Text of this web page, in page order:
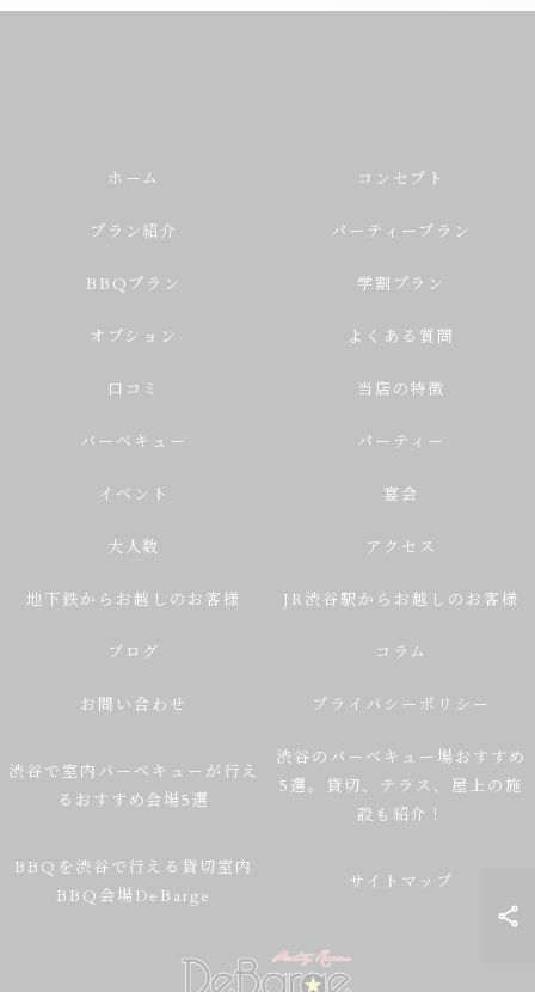
ホーム コンセプト
プラン紹介 パーティープラン
BBQプラン 学割プラン
オプション よくある質問
口コミ 当店の特徴
バーベキュー パーティー
イベント 宴会
大人数 アクセス
地下鉄からお越しのお客様 JR渋谷駅からお越しのお客様
ブログ コラム
お問い合わせ プライバシーポリシー
渋谷で室内バーベキューが行え
るおすすめ会場5選
渋谷のバーベキュー場おすすめ
5選。貸切、テラス、屋上の施
設も紹介！
BBQを渋谷で行える貸切室内
BBQ会場DeBarge
サイトマップ